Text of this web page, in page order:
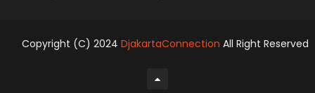
Copyright (C) 2024DjakartaConnection All Right Reserved